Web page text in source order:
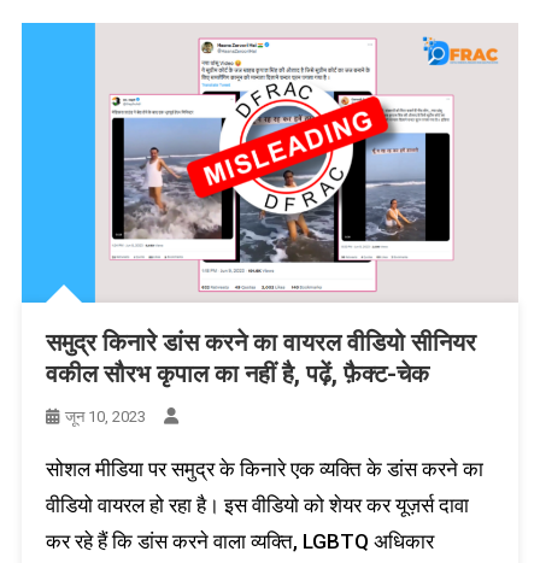
समुद्र किनारे डांस करने का वायरल वीडियो सीनियर
वकील सौरभ कृपाल का नहीं है, पढ़ें, फ़ैक्ट-चेक
जून 10, 2023
सोशल मीडिया पर समुद्र के किनारे एक व्यक्ति के डांस करने का
वीडियो वायरल हो रहा है। इस वीडियो को शेयर कर यूज़र्स दावा
कर रहे हैं कि डांस करने वाला व्यक्ति, LGBTQ अधिकार